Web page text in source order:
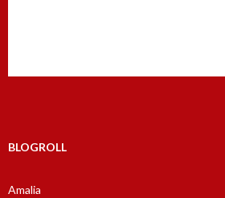
BLOGROLL
Amalia